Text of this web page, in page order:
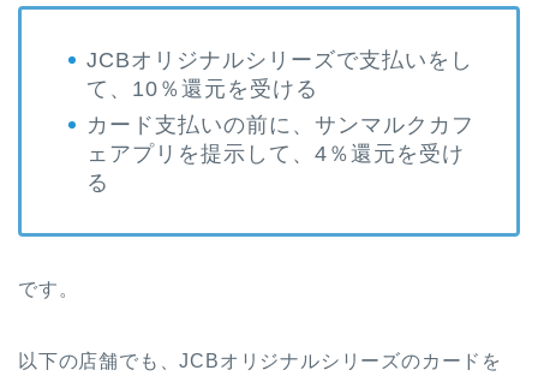
JCBオリジナルシリーズで支払いをし
て、10％還元を受ける
カード支払いの前に、サンマルクカフ
ェアプリを提示して、4％還元を受け
る
です。
以下の店舗でも、JCBオリジナルシリーズのカードを